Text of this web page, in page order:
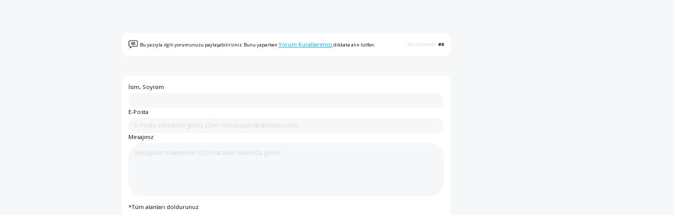
Bu yazıyla ilgili yorumunuzu paylaşabilirsiniz. Bunu yaparkenYorum Kurallarımızı dikkate alın lütfen. Yorum adedi #0
İsim, Soyisim
E-Posta
Mesajınız
*Tüm alanları doldurunuz